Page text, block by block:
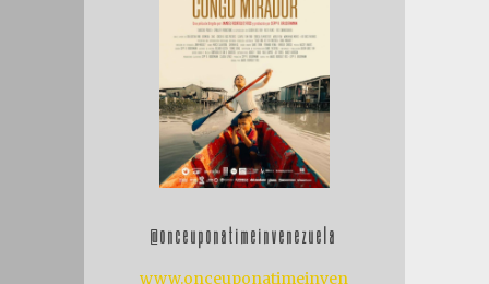
@onceuponatimeinvenezuela
www.onceuponatimeinven